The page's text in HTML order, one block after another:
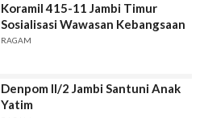
Koramil 415-11 Jambi Timur
Sosialisasi Wawasan Kebangsaan
RAGAM
Denpom II/2 Jambi Santuni Anak
Yatim